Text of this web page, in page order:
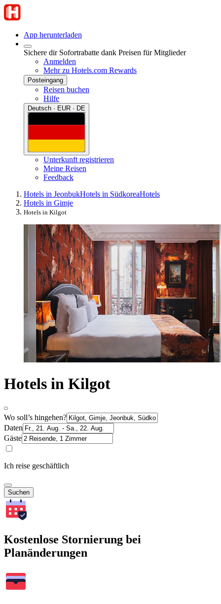
App herunterladen
Sichere dir Sofortrabatte dank Preisen für Mitglieder
Anmelden
Mehr zu Hotels.com Rewards
Posteingang
Reisen buchen
Hilfe
Deutsch · EUR · DE
Unterkunft registrieren
Meine Reisen
Feedback
Hotels in JeonbukHotels in SüdkoreaHotels
Hotels in Gimje
Hotels in Kilgot
Hotels in Kilgot
Wo soll’s hingehen?
Daten
Gäste
Ich reise geschäftlich
Suchen
Kostenlose Stornierung bei
Planänderungen